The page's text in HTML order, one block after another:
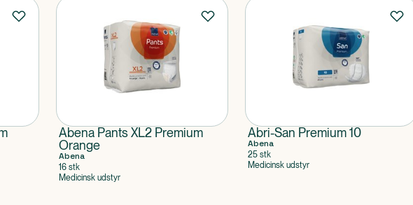
Abena Pants XL2 Premium
Orange
Abena
16 stk
Medicinsk udstyr
Abri-San Premium 10
Abena
25 stk
Medicinsk udstyr